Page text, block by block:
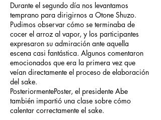
Durante el segundo día nos levantamos
temprano para dirigirnos a Otone Shuzo.
Pudimos observar cómo se terminaba de
cocer el arroz al vapor, y los participantes
expresaron su admiración ante aquella
escena casi fantástica. Algunos comentaron
emocionados que era la primera vez que
veían directamente el proceso de elaboración
del sake.
PosteriormentePoster, el presidente Abe
también impartió una clase sobre cómo
calentar correctamente el sake.